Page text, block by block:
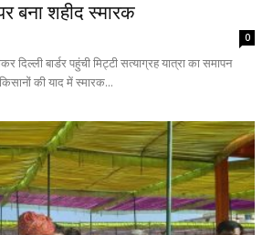
बना शहीद स्मारक
0
बार्डर पहुंची मिट्टी सत्याग्रह यात्रा का समापन
की याद में स्मारक...